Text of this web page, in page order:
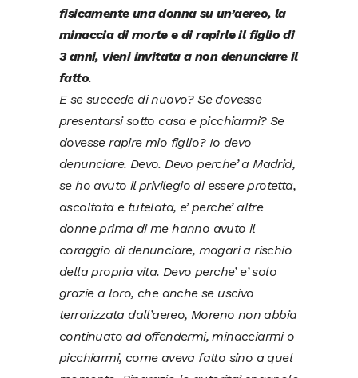
fisicamente una donna su un’aereo, la
minaccia di morte e di rapirle il figlio di
3 anni, vieni invitata a non denunciare il
fatto.
E se succede di nuovo? Se dovesse
presentarsi sotto casa e picchiarmi? Se
dovesse rapire mio figlio? Io devo
denunciare. Devo. Devo perche’ a Madrid,
se ho avuto il privilegio di essere protetta,
ascoltata e tutelata, e’ perche’ altre
donne prima di me hanno avuto il
coraggio di denunciare, magari a rischio
della propria vita. Devo perche’ e’ solo
grazie a loro, che anche se uscivo
terrorizzata dall’aereo, Moreno non abbia
continuato ad offendermi, minacciarmi o
picchiarmi, come aveva fatto sino a quel